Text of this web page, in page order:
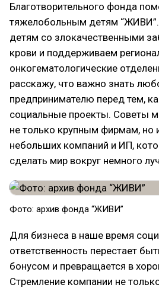
Благотворительного фонда
тяжелобольным детям
детям со злокачественными
крови и поддерживаем
онкогематологические
расскажу, что важно знать
предпринимателю перед тем,
социальные проекты. Советы
не только крупным фирмам, но
небольших компаний и ИП,
сделать мир вокруг немного
Фото: архив фонда “ЖИВИ”
Для бизнеса в наше время
ответственность перестает
бонусом и превращается в
Стремление компании не